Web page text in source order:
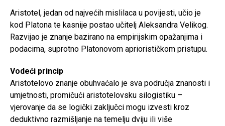
Aristotel, jedan od najvećih mislilaca u povijesti, učio je
kod Platona te kasnije postao učitelj Aleksandra Velikog.
Razvijao je znanje bazirano na empirijskim opažanjima i
podacima, suprotno Platonovom apriorističkom pristupu.
Vodeći princip
Aristotelovo znanje obuhvaćalo je sva područja znanosti i
umjetnosti, promičući aristotelovsku silogistiku –
vjerovanje da se logički zaključci mogu izvesti kroz
deduktivno razmišljanje na temelju dviju ili više